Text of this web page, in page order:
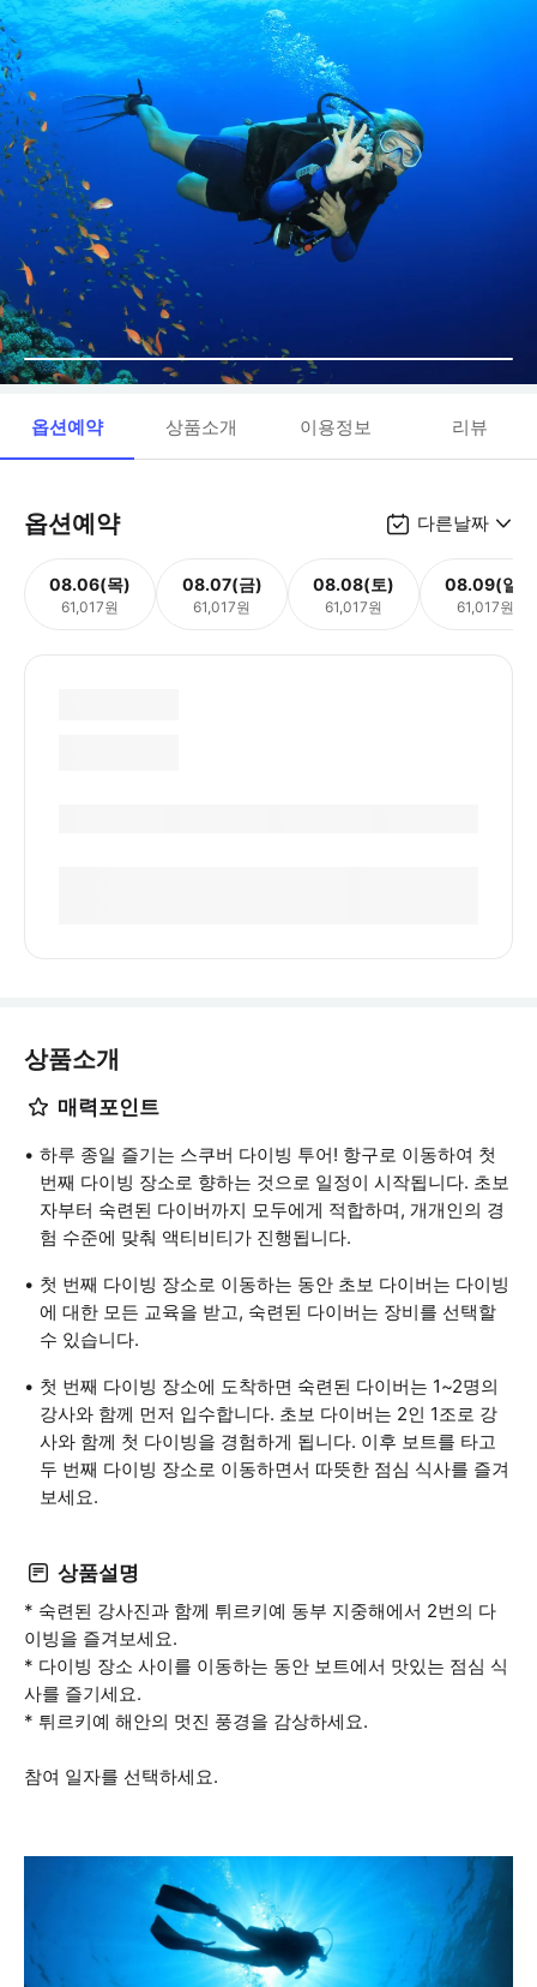
옵션예약 상품소개 이용정보 리뷰
옵션예약 다른날짜
08.06(목)
61,017원
08.07(금)
61,017원
08.08(토)
61,017원
08.09(일)
61,017원
상품소개
매력포인트
하루 종일 즐기는 스쿠버 다이빙 투어! 항구로 이동하여 첫
번째 다이빙 장소로 향하는 것으로 일정이 시작됩니다. 초보
자부터 숙련된 다이버까지 모두에게 적합하며, 개개인의 경
험 수준에 맞춰 액티비티가 진행됩니다.
첫 번째 다이빙 장소로 이동하는 동안 초보 다이버는 다이빙
에 대한 모든 교육을 받고, 숙련된 다이버는 장비를 선택할
수 있습니다.
첫 번째 다이빙 장소에 도착하면 숙련된 다이버는 1~2명의
강사와 함께 먼저 입수합니다. 초보 다이버는 2인 1조로 강
사와 함께 첫 다이빙을 경험하게 됩니다. 이후 보트를 타고
두 번째 다이빙 장소로 이동하면서 따뜻한 점심 식사를 즐겨
보세요.
상품설명
* 숙련된 강사진과 함께 튀르키예 동부 지중해에서 2번의 다
이빙을 즐겨보세요.
* 다이빙 장소 사이를 이동하는 동안 보트에서 맛있는 점심 식
사를 즐기세요.
* 튀르키예 해안의 멋진 풍경을 감상하세요.
참여 일자를 선택하세요.